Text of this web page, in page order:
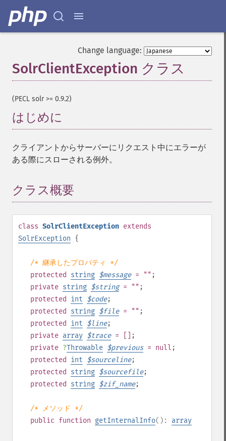
Change language:
SolrClientException クラス
(PECL solr >= 0.9.2)
はじめに
クライアントからサーバーにリクエスト中にエラーが
ある際にスローされる例外。
クラス概要
class SolrClientException extends
SolrException {
/* 継承したプロパティ */
protected
string $message= "" ;
private string $string= "" ;
protected
int $code;
protected
string $file= "" ;
protected
int $line;
private array $trace= []
;
private ?Throwable $previous= null ;
protected
int $sourceline;
protected
string $sourcefile;
protected
string $zif_name;
/* メソッド */
public function getInternalInfo(): array